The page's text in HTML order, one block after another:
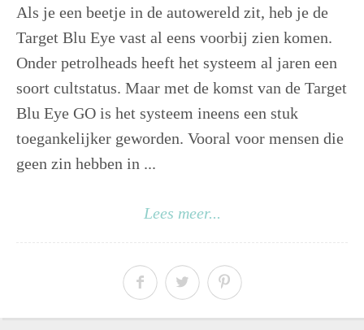
Als je een beetje in de autowereld zit, heb je de
Target Blu Eye vast al eens voorbij zien komen.
Onder petrolheads heeft het systeem al jaren een
soort cultstatus. Maar met de komst van de Target
Blu Eye GO is het systeem ineens een stuk
toegankelijker geworden. Vooral voor mensen die
geen zin hebben in ...
Lees meer...